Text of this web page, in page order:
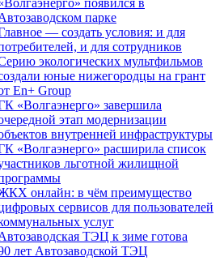
появился в
парке
— создать условия: и для
и для сотрудников
экологических мультфильмов
юные нижегородцы на грант
En+ Group
«Волгаэнерго» завершила
этап модернизации
внутренней инфраструктуры
«Волгаэнерго» расширила список
льготной жилищной
онлайн: в чём преимущество
сервисов для пользователей
услуг
ТЭЦ к зиме готова
лет Автозаводской ТЭЦ